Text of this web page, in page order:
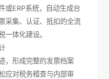
或ERP系统，自动生成台
采集、认证、抵扣的全流
一体化建设。
，形成完整的发票档案
应对税务稽查与内部审